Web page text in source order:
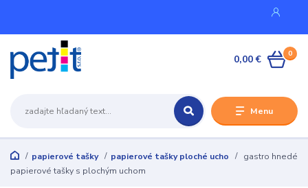
Menu
0
0,00 €
papierové tašky papierové tašky ploché ucho
gastro hnedé
papierové tašky s plochým uchom